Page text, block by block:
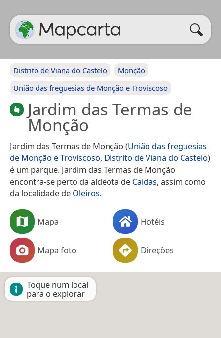
Distrito de Viana do Castelo
Monção
União das freguesias de Monção e Troviscoso
Jardim das Termas de
Monção
Jardim das Termas de Monção (União das freguesias
de Monção e Troviscoso, Distrito de Viana do Castelo)
é um parque. Jardim das Termas de Monção
encontra-se perto da aldeota de Caldas, assim como
da localidade de Oleiros.
Mapa Hotéis
Mapa foto Direções
Toque num local
para o explorar